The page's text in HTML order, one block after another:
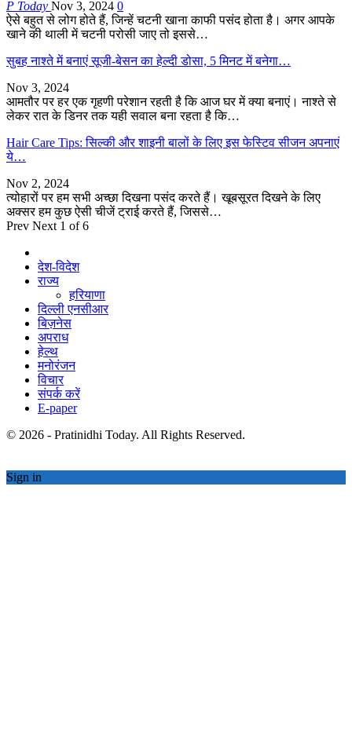
P Today Nov 3, 2024 0
ऐसे बहुत से लोग होते हैं, जिन्हें चटनी खाना काफी पसंद होता है। अगर आपके
खाने की थाली में चटनी परोसी जाए तो इससे…
सुबह नाश्ते में बनाएं सूजी-बेसन का हेल्दी डोसा, 5 मिनट में बनेगा…
Nov 3, 2024
आमतौर पर हर एक गृहणी परेशान रहती है कि आज घर में क्या बनाएं। नाश्ते से
लेकर रात के डिनर तक यही सवाल बना रहता है कि…
Hair Care Tips: सिल्की और शाइनी बालों के लिए इस फेस्टिव सीजन अपनाएं
ये…
Nov 2, 2024
त्योहारों पर हम सभी अच्छा दिखना पसंद करते हैं। खूबसूरत दिखने के लिए
अक्सर हम कुछ ऐसी चीजें ट्राई करते हैं, जिससे…
Prev Next 1 of 6
देश-विदेश
राज्य
हरियाणा
दिल्ली एनसीआर
बिज़नेस
अपराध
हेल्थ
मनोरंजन
विचार
संपर्क करें
E-paper
© 2026 - Pratinidhi Today. All Rights Reserved.
Sign in